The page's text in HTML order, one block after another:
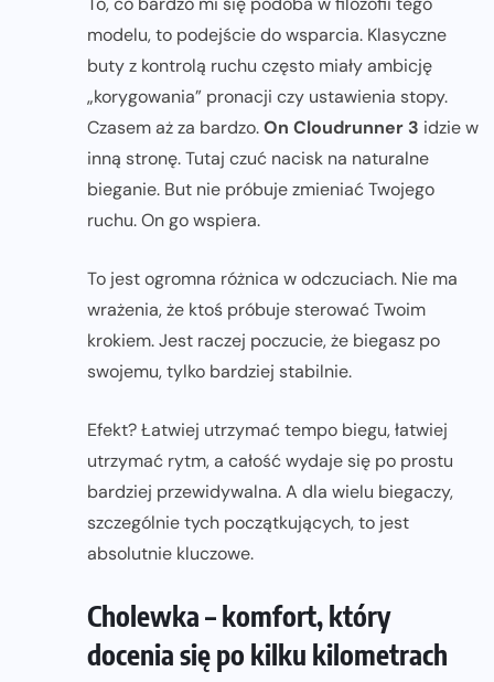
modelu, to podejście do wsparcia. Klasyczne
buty z kontrolą ruchu często miały ambicję
„korygowania” pronacji czy ustawienia stopy.
Czasem aż za bardzo.On Cloudrunner 3 idzie w
inną stronę. Tutaj czuć nacisk na naturalne
bieganie. But nie próbuje zmieniać Twojego
ruchu. On go wspiera.
To jest ogromna różnica w odczuciach. Nie ma
wrażenia, że ktoś próbuje sterować Twoim
krokiem. Jest raczej poczucie, że biegasz po
swojemu, tylko bardziej stabilnie.
Efekt? Łatwiej utrzymać tempo biegu, łatwiej
utrzymać rytm, a całość wydaje się po prostu
bardziej przewidywalna. A dla wielu biegaczy,
szczególnie tych początkujących, to jest
absolutnie kluczowe.
Cholewka – komfort, który
docenia się po kilku kilometrach